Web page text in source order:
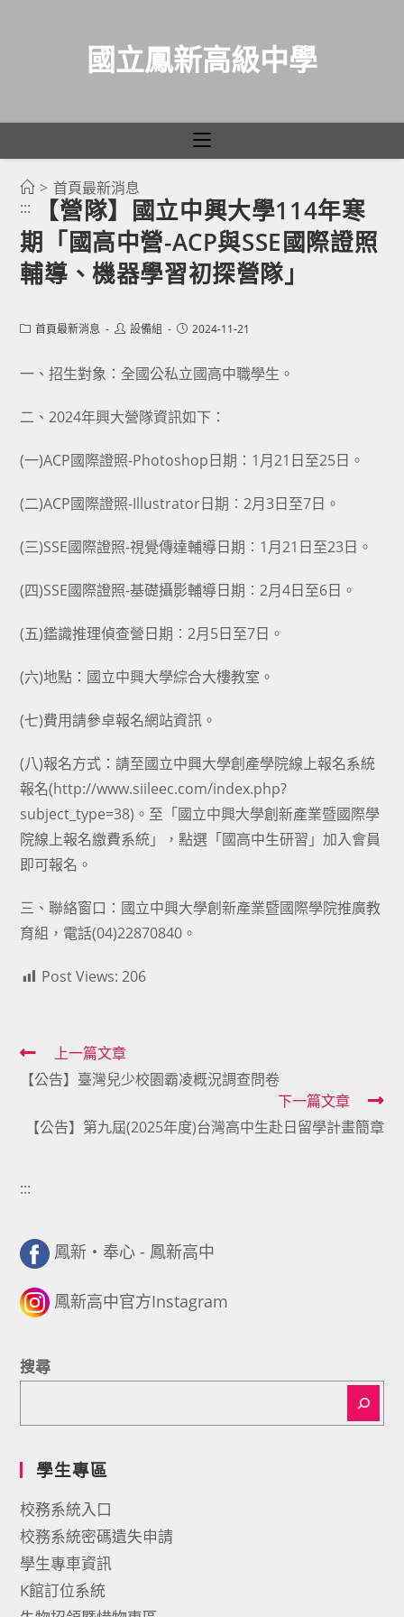
國立鳳新高級中學
> 首頁最新消息
:::
【營隊】國立中興大學114年寒
期「國高中營-ACP與SSE國際證照
輔導、機器學習初探營隊」
Post首頁最新消息
Post設備組
Post2024-11-21
一、招生對象：全國公私立國高中職學生。
二、2024年興大營隊資訊如下：
(一)ACP國際證照-Photoshop日期：1月21日至25日。
(二)ACP國際證照-Illustrator日期︰2月3日至7日。
(三)SSE國際證照-視覺傳達輔導日期︰1月21日至23日。
(四)SSE國際證照-基礎攝影輔導日期︰2月4日至6日。
(五)鑑識推理偵查營日期︰2月5日至7日。
(六)地點：國立中興大學綜合大樓教室。
(七)費用請參卓報名網站資訊。
(八)報名方式：請至國立中興大學創產學院線上報名系統
報名(http://www.siileec.com/index.php?
subject_type=38)。至「國立中興大學創新產業暨國際學
院線上報名繳費系統」，點選「國高中生研習」加入會員
即可報名。
三、聯絡窗口：國立中興大學創新產業暨國際學院推廣教
育組，電話(04)22870840。
Post Views: 206
Read
more
articles
上一篇文章
【公告】臺灣兒少校園霸凌概況調查問卷
下一篇文章
【公告】第九屆(2025年度)台灣高中生赴日留學計畫簡章
:::
鳳新・奉心 - 鳳新高中
鳳新高中官方Instagram
搜尋
學生專區
校務系統入口
校務系統密碼遺失申請
學生專車資訊
K館訂位系統